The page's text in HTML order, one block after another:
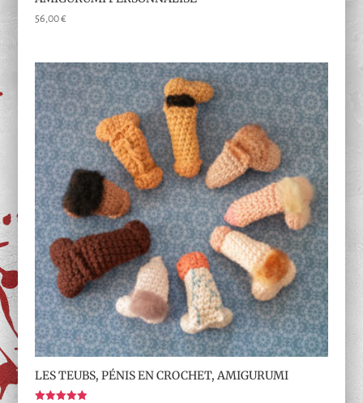
56,00€
LES TEUBS, PÉNIS EN CROCHET, AMIGURUMI